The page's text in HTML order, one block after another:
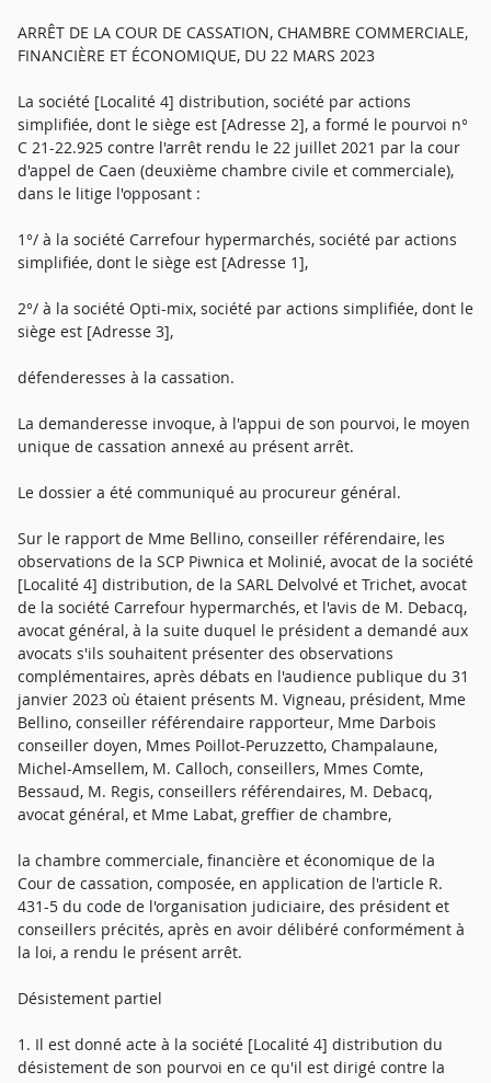
ARRÊT DE LA COUR DE CASSATION, CHAMBRE COMMERCIALE,
FINANCIÈRE ET ÉCONOMIQUE, DU 22 MARS 2023
La société [Localité 4] distribution, société par actions
simplifiée, dont le siège est [Adresse 2], a formé le pourvoi n°
C 21-22.925 contre l'arrêt rendu le 22 juillet 2021 par la cour
d'appel de Caen (deuxième chambre civile et commerciale),
dans le litige l'opposant :
1°/ à la société Carrefour hypermarchés, société par actions
simplifiée, dont le siège est [Adresse 1],
2°/ à la société Opti-mix, société par actions simplifiée, dont le
siège est [Adresse 3],
défenderesses à la cassation.
La demanderesse invoque, à l'appui de son pourvoi, le moyen
unique de cassation annexé au présent arrêt.
Le dossier a été communiqué au procureur général.
Sur le rapport de Mme Bellino, conseiller référendaire, les
observations de la SCP Piwnica et Molinié, avocat de la société
[Localité 4] distribution, de la SARL Delvolvé et Trichet, avocat
de la société Carrefour hypermarchés, et l'avis de M. Debacq,
avocat général, à la suite duquel le président a demandé aux
avocats s'ils souhaitent présenter des observations
complémentaires, après débats en l'audience publique du 31
janvier 2023 où étaient présents M. Vigneau, président, Mme
Bellino, conseiller référendaire rapporteur, Mme Darbois
conseiller doyen, Mmes Poillot-Peruzzetto, Champalaune,
Michel-Amsellem, M. Calloch, conseillers, Mmes Comte,
Bessaud, M. Regis, conseillers référendaires, M. Debacq,
avocat général, et Mme Labat, greffier de chambre,
la chambre commerciale, financière et économique de la
Cour de cassation, composée, en application de l'article R.
431-5 du code de l'organisation judiciaire, des président et
conseillers précités, après en avoir délibéré conformément à
la loi, a rendu le présent arrêt.
Désistement partiel
1. Il est donné acte à la société [Localité 4] distribution du
désistement de son pourvoi en ce qu'il est dirigé contre la